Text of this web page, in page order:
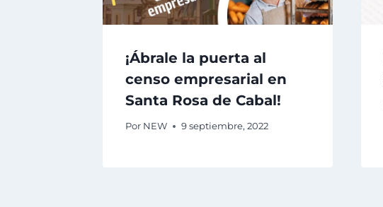
¡Ábrale la puerta al
censo empresarial en
Santa Rosa de Cabal!
Por NEW 9 septiembre, 2022